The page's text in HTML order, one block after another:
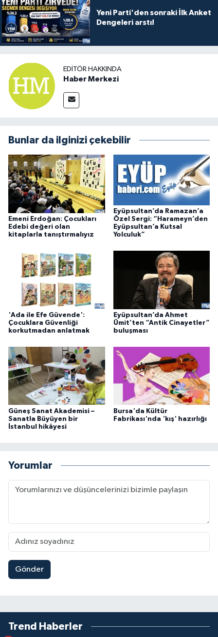
Yeni Parti'den sonraki İlk Anket
Dengeleri arstı!
EDITÖR HAKKINDA
Haber Merkezi
Bunlar da ilginizi çekebilir
Emeni Erdoğan: Çocukları
Edebi değeri olan
kitaplarla tanıştırmalıyız
Eyüpsultan’da Ramazan’a
Özel Sergi: “Harameyn’den
Eyüpsultan’a Kutsal
Yolculuk”
'Ada ile Efe Güvende':
Çocuklara Güvenliği
korkutmadan anlatmak
Eyüpsultan’da Ahmet
Ümit’ten “Antik Cinayetler”
buluşması
Güneş Sanat Akademisi –
Sanatla Büyüyen bir
İstanbul hikâyesi
Bursa'da Kültür
Fabrikası'nda 'kış' hazırlığı
Yorumlar
Gönder
Trend Haberler